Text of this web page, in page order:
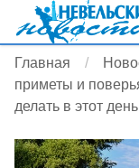
Главная
приметы и
делать в этот день